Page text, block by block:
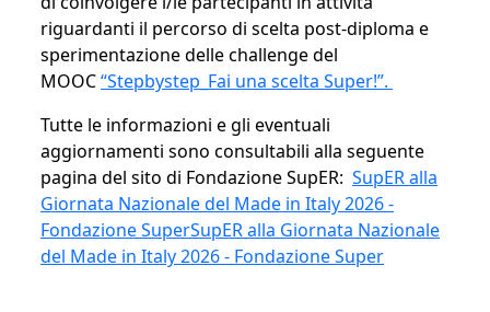
riguardanti il percorso di scelta post-diploma e
sperimentazione delle challenge del
MOOC“Stepbystep_Fai una scelta Super!”.
Tutte le informazioni e gli eventuali
aggiornamenti sono consultabili alla seguente
pagina del sito di Fondazione SupER: SupER alla
Giornata Nazionale del Made in Italy 2026 -
Fondazione SuperSupER alla Giornata Nazionale
del Made in Italy 2026 - Fondazione Super